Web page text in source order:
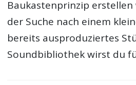
Baukastenprinzip
der Suche nach einem
bereits ausproduziertes
Soundbibliothek wirst du